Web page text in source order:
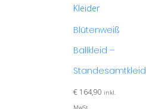
Kleider
Blütenweiß
Ballkleid –
Standesamtkleid
€ 164,90 inkl.
MwSt